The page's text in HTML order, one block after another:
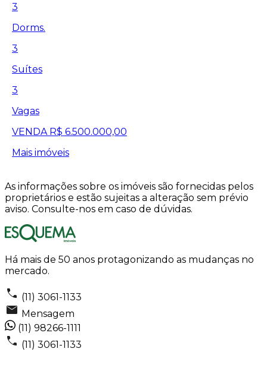
3
Dorms.
3
Suítes
3
Vagas
VENDA R$ 6.500.000,00
Mais imóveis
As informações sobre os imóveis são fornecidas pelos
proprietários e estão sujeitas a alteração sem prévio
aviso. Consulte-nos em caso de dúvidas.
Há mais de 50 anos protagonizando as mudanças no
mercado.
(11) 3061-1133
Mensagem
(11) 98266-1111
(11) 3061-1133